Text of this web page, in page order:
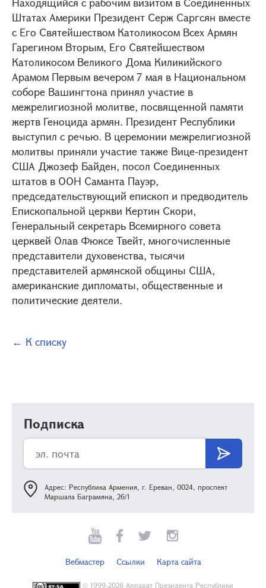
Штатах Америки Президент Серж Саргсян вместе
с Его Святейшеством Католикосом Всех Армян
Гарегином Вторым, Его Святейшеством
Католикосом Великого Дома Киликийского
Арамом Первым вечером 7 мая в Национальном
соборе Вашингтона принял участие в
межрелигиозной молитве, посвященной памяти
жертв Геноцида армян. Президент Республики
выступил с речью. В церемонии межрелигиозной
молитвы приняли участие также Вице-президент
США Джозеф Байден, посол Соединенных
штатов в ООН Саманта Пауэр,
председательствующий епископ и предводитель
Епископальной церкви Кертин Скори,
Генеральный секретарь Всемирного совета
церквей Олав Фюксе Твейт, многочисленные
представители духовенства, тысячи
представителей армянской общины США,
американские дипломаты, общественные и
политические деятели.
← К списку
Подписка
Адрес: Республика Армения, г. Ереван, 0024, проспект
Маршала Баграмяна, 26/1
Вебмастер Ссылки Карта сайта
© 1999-2026 Аппарат Президента Республики